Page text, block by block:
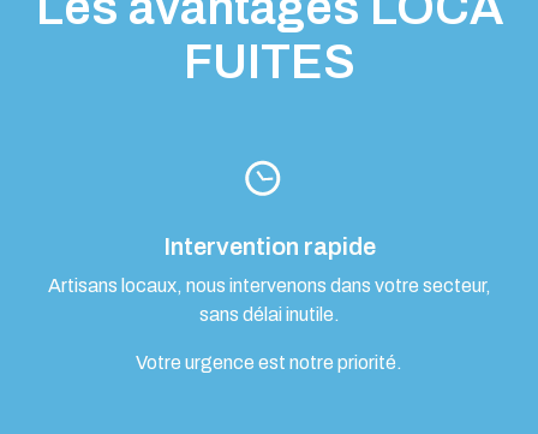
FUITES
Intervention rapide
Artisans locaux, nous intervenons dans votre secteur,
sans délai inutile.
Votre urgence est notre priorité.